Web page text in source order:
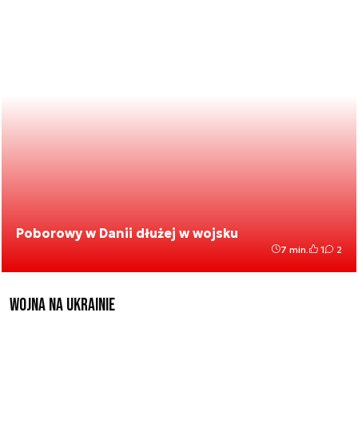
Poborowy w Danii dłużej w wojsku
7 min. 1 2
Wojna na Ukrainie